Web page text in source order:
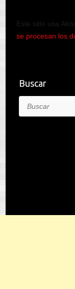
Este sitio usa
se procesan los
Buscar
Buscar